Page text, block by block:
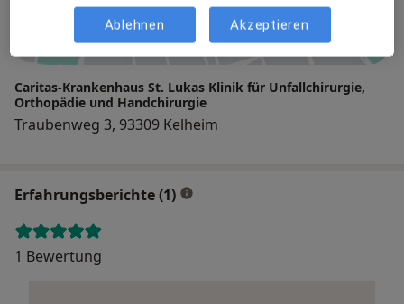
Zu Google Maps
Caritas-Krankenhaus St. Lukas Klinik für Unfallchirurgie,
Orthopädie und Handchirurgie
Traubenweg 3, 93309 Kelheim
Erfahrungsberichte (1)
1 Bewertung
Ablehnen Akzeptieren